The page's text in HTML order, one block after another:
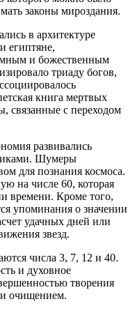
законы мироздания.
в архитектуре
египтяне,
и божественным
триаду богов,
книга мeртвых
связанные с переходом
развивались
Шумеры
для познания космоса.
на числе 60, которая
времени. Кроме того,
упоминания о значении
удачных дней или
звeзд.
числа 3, 7, 12 и 40.
и духовное
творения
очищением.